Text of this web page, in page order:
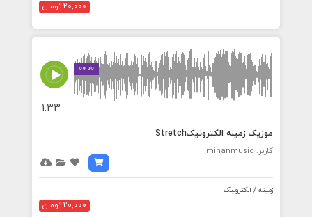
20,000 تومان
00:00
1:33
موزیک زمینه الکترونیکStretch
کاربر: mihanmusic
زمینه / الکترونیک
20,000 تومان